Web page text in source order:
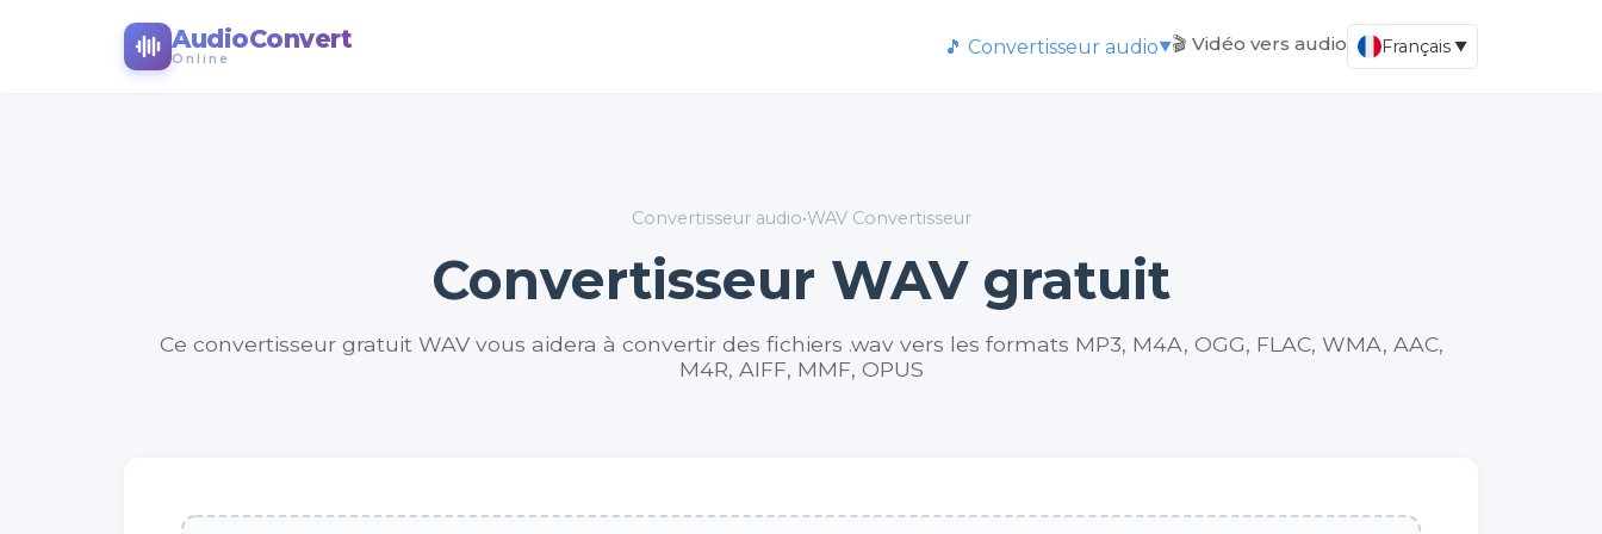
AudioConvert
Online
🎵 Convertisseur audio▼🎬 Vidéo vers audio Français ▼
Convertisseur audio•WAV Convertisseur
Convertisseur WAV gratuit
Ce convertisseur gratuit WAV vous aidera à convertir des fichiers .wav vers les formats MP3, M4A, OGG, FLAC, WMA, AAC,
M4R, AIFF, MMF, OPUS